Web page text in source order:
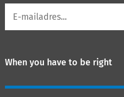
mailadres
When you have to be right